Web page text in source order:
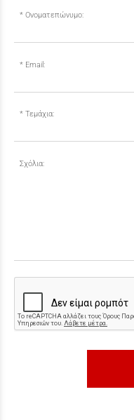
Ονοματεπώνυμο:
Email:
Τεμάχια:
Σχόλια: